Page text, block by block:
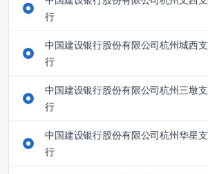
行
中国建设银行股份有限公司杭州城西支
行
中国建设银行股份有限公司杭州三墩支
行
中国建设银行股份有限公司杭州华星支
行